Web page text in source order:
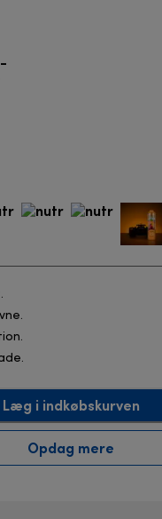
Læg i indkøbskurven
Opdag mere